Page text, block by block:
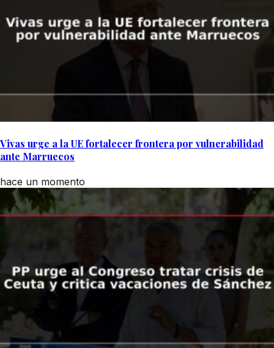
Vivas urge a la UE fortalecer frontera por vulnerabilidad
ante Marruecos
hace un momento